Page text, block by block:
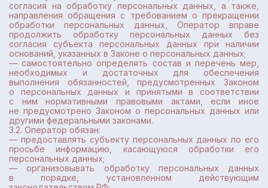
согласия на обработку персональных данных, а также,
направления обращения с требованием о прекращении
обработки персональных данных, Оператор вправе
продолжить обработку персональных данных без
согласия субъекта персональных данных при наличии
оснований, указанных в Законе о персональных данных;
— самостоятельно определять состав и перечень мер,
необходимых и достаточных для обеспечения
выполнения обязанностей, предусмотренных Законом
о персональных данных и принятыми в соответствии
с ним нормативными правовыми актами, если иное
не предусмотрено Законом о персональных данных или
другими федеральными законами.
3.2. Оператор обязан:
— предоставлять субъекту персональных данных по его
просьбе информацию, касающуюся обработки его
персональных данных;
— организовывать обработку персональных данных
в порядке, установленном действующим